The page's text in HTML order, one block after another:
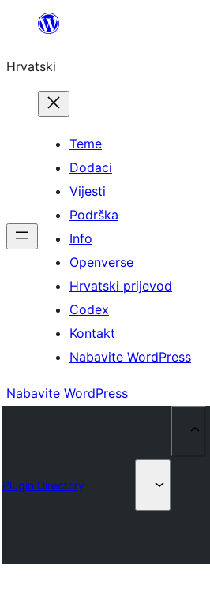
Skoči
sadržaja
Hrvatski
Teme
Dodaci
Vijesti
Podrška
Info
Openverse
Hrvatski prijevod
Codex
Kontakt
Nabavite WordPress
Nabavite WordPress
Plugin Directory